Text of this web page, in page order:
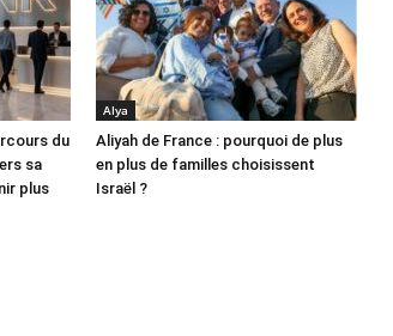
du
sa
plus
Alya
Aliyah de France : pourquoi de plus
en plus de familles choisissent
Israël ?